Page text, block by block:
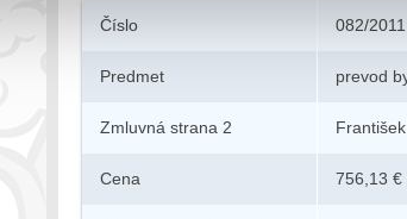
Číslo 082/2011
Predmet prevod
Zmluvná strana 2
Cena 756,13 €